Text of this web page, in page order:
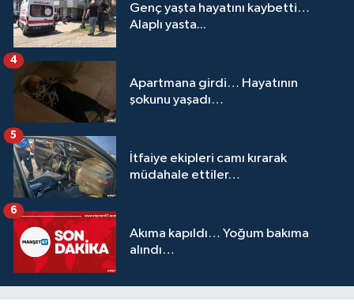
Genç yaşta hayatını kaybetti…
Alaplı yasta...
Apartmana girdi… Hayatının
şokunu yaşadı…
4
İtfaiye ekipleri camı kırarak
müdahale ettiler…
5
Akıma kapıldı… Yoğum bakıma
alındı…
6